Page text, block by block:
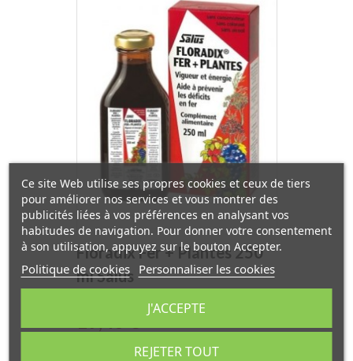
Floradix Fer + Plantes 250
ml Salus
Ce site Web utilise ses propres cookies et ceux de tiers
pour améliorer nos services et vous montrer des
publicités liées à vos préférences en analysant vos
habitudes de navigation. Pour donner votre consentement
à son utilisation, appuyez sur le bouton Accepter.
Politique de cookies Personnaliser les cookies
REJETER TOUT
J'ACCEPTE